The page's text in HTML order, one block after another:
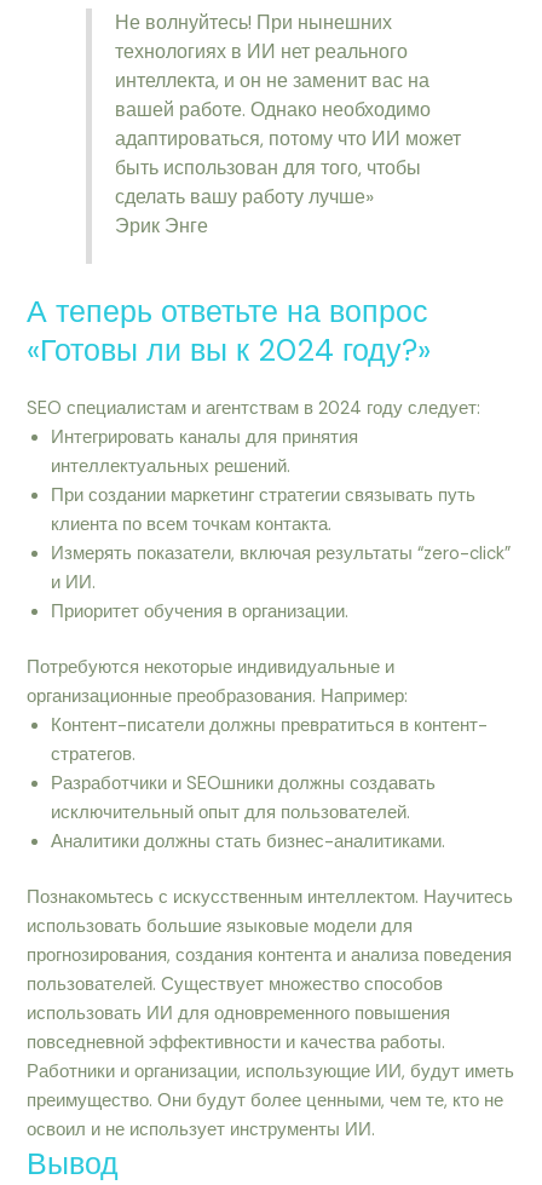
Не волнуйтесь! При нынешних
технологиях в ИИ нет реального
интеллекта, и он не заменит вас на
вашей работе. Однако необходимо
адаптироваться, потому что ИИ может
быть использован для того, чтобы
сделать вашу работу лучше»
Эрик Энге
А теперь ответьте на вопрос
«Готовы ли вы к 2024 году?»
SEO специалистам и агентствам в 2024 году следует:
Интегрировать каналы для принятия
интеллектуальных решений.
При создании маркетинг стратегии связывать путь
клиента по всем точкам контакта.
Измерять показатели, включая результаты “zero-click”
и ИИ.
Приоритет обучения в организации.
Потребуются некоторые индивидуальные и
организационные преобразования. Например:
Контент-писатели должны превратиться в контент-
стратегов.
Разработчики и SEOшники должны создавать
исключительный опыт для пользователей.
Аналитики должны стать бизнес-аналитиками.
Познакомьтесь с искусственным интеллектом. Научитесь
использовать большие языковые модели для
прогнозирования, создания контента и анализа поведения
пользователей. Существует множество способов
использовать ИИ для одновременного повышения
повседневной эффективности и качества работы.
Работники и организации, использующие ИИ, будут иметь
преимущество. Они будут более ценными, чем те, кто не
освоил и не использует инструменты ИИ.
Вывод